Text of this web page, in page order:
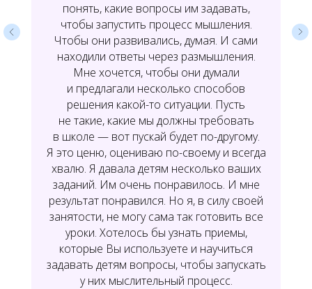
понять, какие вопросы им задавать,
чтобы запустить процесс мышления.
Чтобы они развивались, думая. И сами
находили ответы через размышления.
Мне хочется, чтобы они думали
и предлагали несколько способов
решения какой-то ситуации. Пусть
не такие, какие мы должны требовать
в школе — вот пускай будет по-другому.
Я это ценю, оцениваю по-своему и всегда
хвалю. Я давала детям несколько ваших
заданий. Им очень понравилось. И мне
результат понравился. Но я, в силу своей
занятости, не могу сама так готовить все
уроки. Хотелось бы узнать приемы,
которые Вы используете и научиться
задавать детям вопросы, чтобы запускать
у них мыслительный процесс.